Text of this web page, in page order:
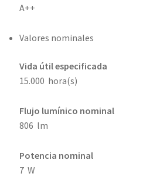
A++
Valores nominales
Vida útil especificada
15.000 hora(s)
Flujo lumínico nominal
806 lm
Potencia nominal
7 W